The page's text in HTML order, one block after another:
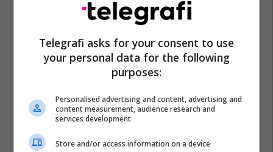
Venko Filipçe Lsdm
Telegrafi asks for your consent to use
your personal data for the following
purposes:
Personalised advertising and content, advertising and
content measurement, audience research and
services development
Store and/or access information on a device